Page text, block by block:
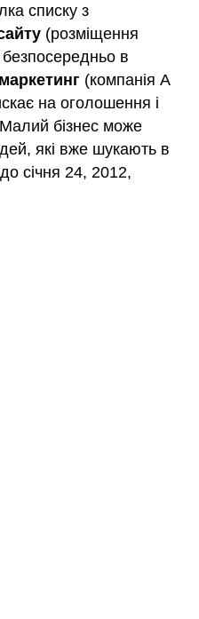
списку з
(розміщення
в
(компанія А
на оголошення і
бізнес може
які вже шукають в
січня 24, 2012,